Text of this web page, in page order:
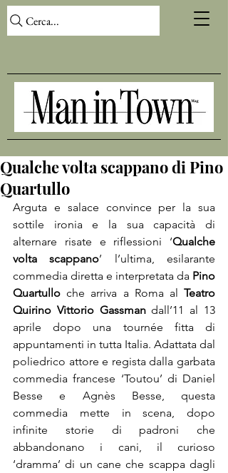
Cerca...
Qualche volta scappano di Pino
Quartullo
Arguta e salace convince per la sua
sottile ironia e la sua capacità di
alternare risate e riflessioni ‘Qualche
volta scappano’ l’ultima, esilarante
commedia diretta e interpretata da Pino
Quartullo che arriva a Roma al Teatro
Quirino Vittorio Gassman dall’11 al 13
aprile dopo una tournée fitta di
appuntamenti in tutta Italia. Adattata dal
poliedrico attore e regista dalla garbata
commedia francese ‘Toutou’ di Daniel
Besse e Agnès Besse, questa
commedia mette in scena, dopo
infinite storie di padroni che
abbandonano i cani, il curioso
‘dramma’ di un cane che scappa dagli